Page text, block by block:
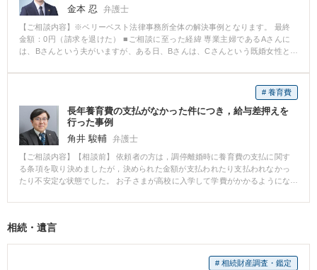
金として数十万円であれば支払うとの態度でした。 しかし、弊所弁護士はC
さんに対し、不倫を立証できるだけの証拠が存在すること、訴訟になれば、
弁護士費用がかかり高額の支出になる可能性があることと訴訟対応のため長
時間割かなければならないこと等を伝えた上で説得をし、100万円以上の解決
金に関する合意をすることができました。
金本 忍 弁護士
【ご相談内容】※ベリーベスト法律事務所全体の解決事例となります。 最終
金額：0円（請求を退けた） ■ご相談に至った経緯 専業主婦であるAさんに
は、Bさんという夫がいますが、ある日、Bさんは、Cさんという既婚女性と
00万円の慰謝料請求をしてきました。AさんとBさんは、減額しようとして交
渉し、何とか100万円まで下げることができましたが、Dさんはそれ以上の減
額には応じてくれませんでした。困ったAさんは当事務所に相談にお越しにな
りました。 ■ご相談内容 Aさんのご希望は、慰謝料を下げることでした。ま
た、今後、トラブルが二度と起こらないようにきちんとした合意を取り交わ
したいというご希望も有していらっしゃいました。 ■ベリーベストの対応と
その結果 当事務所は、Aさんからの依頼を受けた後、交渉を開始しました。
本件ではそもそも、AさんもCさんに対して慰謝料請求をすることができま
す。そこで、その点をDさんに対して強く主張するとともに、裁判に移行して
もお互いに負担が大きくなるだけであること等を説得しました。その結果、D
# 養育費
長年養育費の支払がなかった件につき，給与差押えを
行った事例
角井 駿輔 弁護士
【ご相談内容】【相談前】 依頼者の方は，調停離婚時に養育費の支払に関す
る条項を取り決めましたが，決められた金額が支払われたり支払われなかっ
たり不安定な状態でした。 お子さまが高校に入学して学費がかかるようにな
【相談後】 元夫の住民票を取得したところ，とある学校の社員寮に住んでい
を行いました。 案の定，技術職員として稼働していたので給与を差し押さえ
取り決めを調停で行っていたおかげで，１０年分遡って養育費を請求するこ
相続・遺言
# 相続財産調査・鑑定